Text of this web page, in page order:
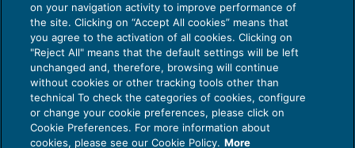
15 Giugno 2026
di Milena Montanari
Privacy Policy
on your navigation activity to improve performance of
the site. Clicking on “Accept All cookies” means that
you agree to the activation of all cookies. Clicking on
"Reject All" means that the default settings will be left
unchanged and, therefore, browsing will continue
without cookies or other tracking tools other than
technical To check the categories of cookies, configure
or change your cookie preferences, please click on
Cookie Preferences. For more information about
cookies, please see our Cookie Policy. More